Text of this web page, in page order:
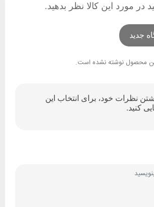
در مورد این کالا نظر بدهید.
جدید
محصول نوشته نشده است.
نظرات خود، برای انتخاب این
کنید.